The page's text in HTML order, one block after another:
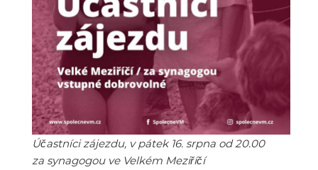
Účastníci zájezdu, v pátek 16. srpna od 20.00
za synagogou ve Velkém Meziříčí